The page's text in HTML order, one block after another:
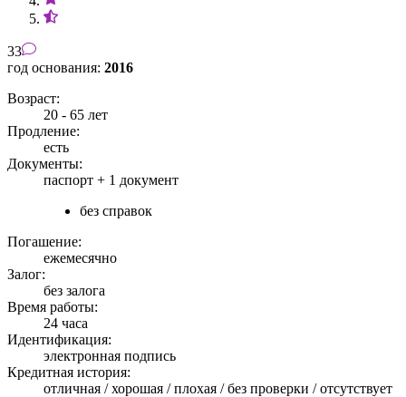
33
год основания: 2016
Возраст:
20 - 65 лет
Продление:
есть
Документы:
паспорт + 1 документ
без справок
Погашение:
ежемесячно
Залог:
без залога
Время работы:
24 часа
Идентификация:
электронная подпись
Кредитная история:
отличная / хорошая / плохая / без проверки / отсутствует